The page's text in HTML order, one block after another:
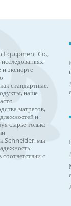
Equipment Co.,
и экспорте
стандартные,
наше
матрасов,
и
сырье только
Schneider, мы
с